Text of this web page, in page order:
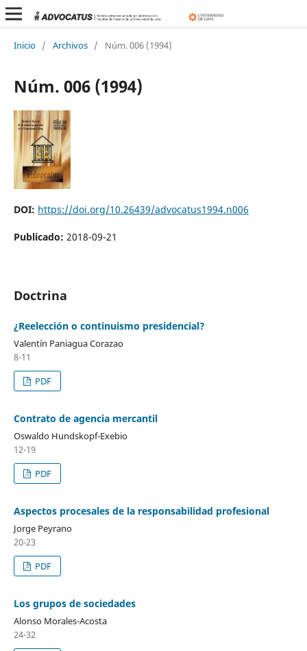
Inicio / Archivos / Núm. 006 (1994)
Núm. 006 (1994)
DOI: https://doi.org/10.26439/advocatus1994.n006
Publicado: 2018-09-21
Doctrina
¿Reelección o continuismo presidencial?
Valentín Paniagua Corazao
8-11
PDF
Contrato de agencia mercantil
Oswaldo Hundskopf-Exebio
12-19
PDF
Aspectos procesales de la responsabilidad profesional
Jorge Peyrano
20-23
PDF
Los grupos de sociedades
Alonso Morales-Acosta
24-32